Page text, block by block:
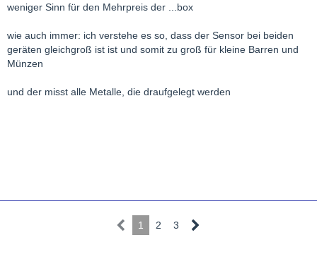
weniger Sinn für den Mehrpreis der ...box
wie auch immer: ich verstehe es so, dass der Sensor bei beiden
geräten gleichgroß ist ist und somit zu groß für kleine Barren und
Münzen
und der misst alle Metalle, die draufgelegt werden
1 2 3